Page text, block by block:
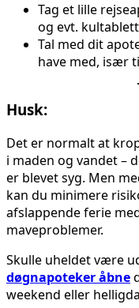
Tag et lille
og evt.
Tal med dit
have med, især
Husk:
Det er normalt at
i maden og vandet –
er blevet syg. Men
kan du minimere
afslappende ferie
maveproblemer.
Skulle uheldet være
døgnapoteker åbne
weekend eller